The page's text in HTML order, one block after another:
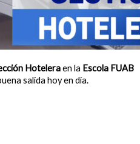
Hoteleraen la Escola FUAB
salida hoy en día.